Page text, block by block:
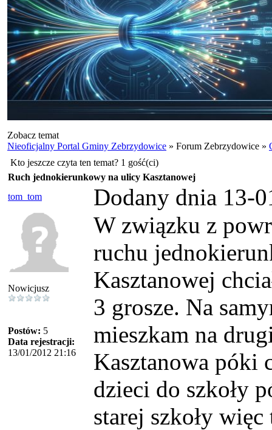
Zobacz temat
Nieoficjalny Portal Gminy Zebrzydowice » Forum Zebrzydowice »
Kto jeszcze czyta ten temat? 1 gość(ci)
Ruch jednokierunkowy na ulicy Kasztanowej
tom_tom
Dodany dnia 13-
Nowicjusz
Postów: 5
Data rejestracji:
13/01/2012 21:16
W związku z
ruchu
Kasztanowej
3 grosze. Na
mieszkam na
Kasztanowa póki
dzieci do szkoły
starej szkoły